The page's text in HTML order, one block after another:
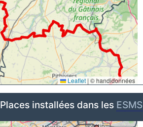
Leaflet | © handidonnées
Places installées dans les ESMS